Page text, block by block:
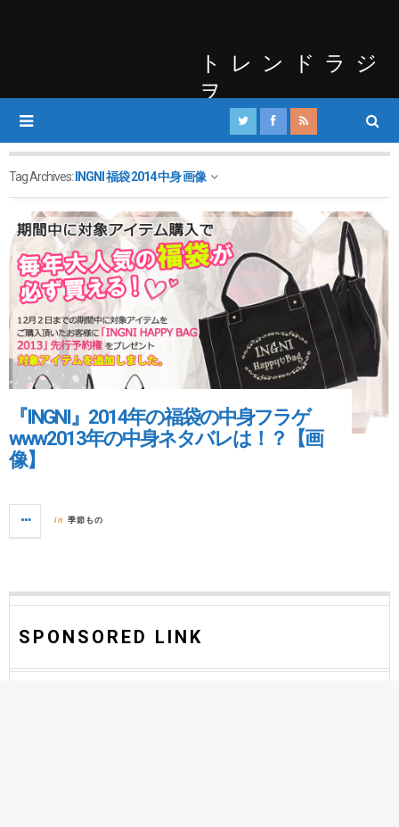
トレンドラジ
ヲ
Tag Archives: INGNI 福袋 2014 中身 画像
『INGNI』2014年の福袋の中身フラゲ
www2013年の中身ネタバレは！？【画
像】
in 季節もの
SPONSORED LINK